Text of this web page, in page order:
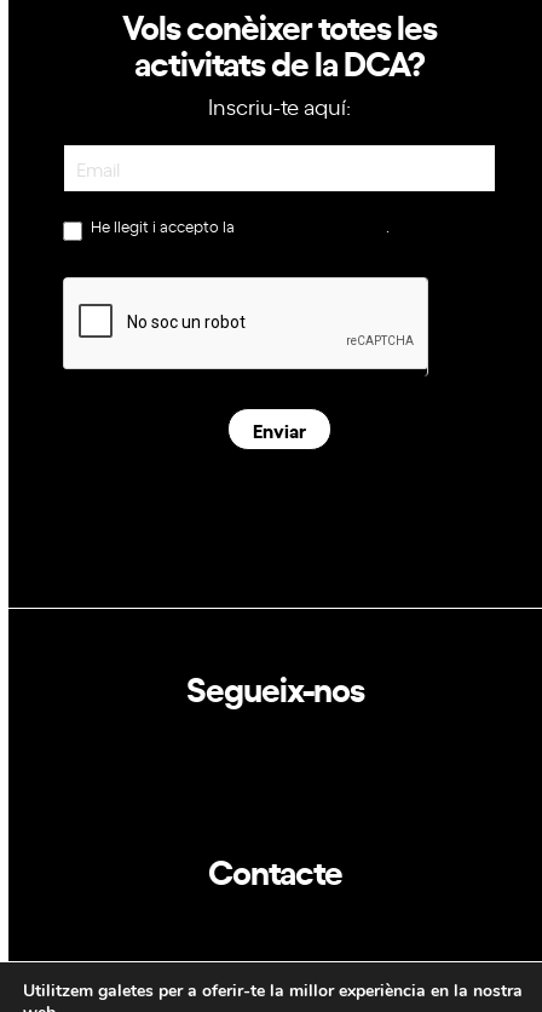
Vols conèixer totes les
activitats de la DCA?
Inscriu-te aquí:
Newsletter
He llegit i accepto la
Enviar
Segueix-nos
Contacte
Utilitzem galetes per a oferir-te la millor experiència en la nostra